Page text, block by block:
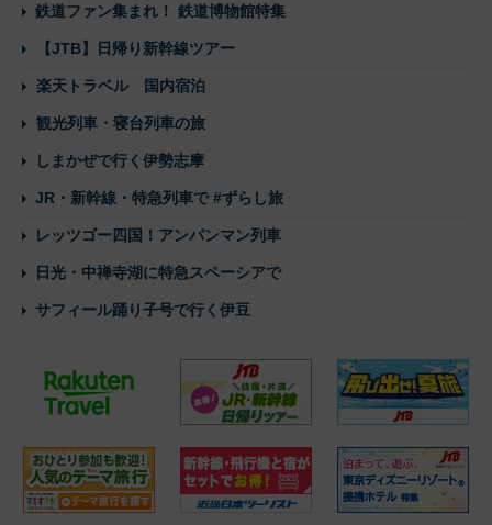
鉄道ファン集まれ！ 鉄道博物館特集
【JTB】日帰り新幹線ツアー
楽天トラベル 国内宿泊
観光列車・寝台列車の旅
しまかぜで行く伊勢志摩
JR・新幹線・特急列車で #ずらし旅
レッツゴー四国！アンパンマン列車
日光・中禅寺湖に特急スペーシアで
サフィール踊り子号で行く伊豆